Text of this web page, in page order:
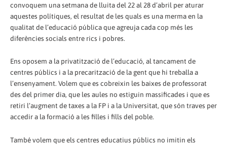
convoquem una setmana de lluita del 22 al 28 d’abril per aturar
aquestes polítiques, el resultat de les quals es una merma en la
qualitat de l’educació pública que agreuja cada cop més les
diferències socials entre rics i pobres.
Ens oposem a la privatització de l’educació, al tancament de
centres públics i a la precarització de la gent que hi treballa a
l’ensenyament. Volem que es cobreixin les baixes de professorat
des del primer dia, que les aules no estiguin massificades i que es
retiri l’augment de taxes a la FP i a la Universitat, que són traves per
accedir a la formació a les filles i fills del poble.
També volem que els centres educatius públics no imitin els